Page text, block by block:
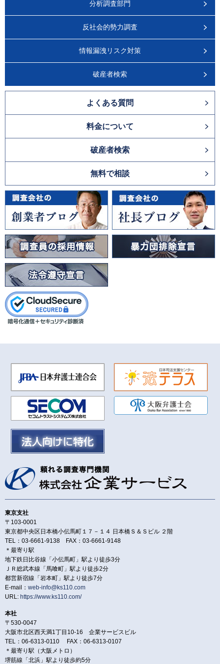
分析調査部門
反社会的勢力調査
情報漏洩リスク対策
破産者検索
よくある質問
料金について
破産者検索
無料で相談
東京支社
〒103-0001
東京都中央区日本橋小伝馬町１７－１４ 日本橋Ｓ＆Ｓビル ２階
TEL：03-6661-9138 FAX：03-6661-9148
＊最寄り駅
地下鉄日比谷線「小伝馬町」駅より徒歩3分
ＪＲ総武本線「馬喰町」駅より徒歩2分
都営新宿線「岩本町」駅より徒歩7分
E-mail： web-info@ks110.com
URL: https://www.ks110.com/
本社
〒530-0047
大阪市北区西天満1丁目10-16 企業サービスビル
TEL：06-6313-0110 FAX：06-6313-0107
＊最寄り駅（大阪メトロ）
堺筋線「北浜」駅より徒歩約5分